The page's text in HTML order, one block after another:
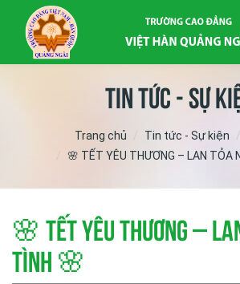
Tin tức - Sự
Trang chủ Tin tức - Sự kiện
🌸 TẾT YÊU THƯƠNG – LAN TỎA
🌸 TẾT YÊU THƯƠNG –
TÌNH 🌸